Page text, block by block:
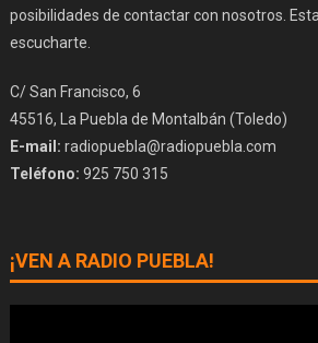
posibilidades de contactar con nosotros.
escucharte.
C/ San Francisco, 6
45516, La Puebla de Montalbán (Toledo)
E-mail: radiopuebla@radiopuebla.com
Teléfono: 925 750 315
¡VEN A RADIO PUEBLA!